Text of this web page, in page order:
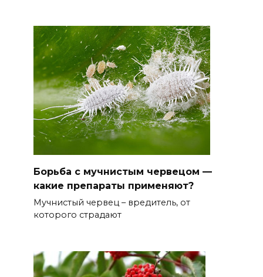
Борьба с мучнистым червецом —
какие препараты применяют?
Мучнистый червец – вредитель, от
которого страдают